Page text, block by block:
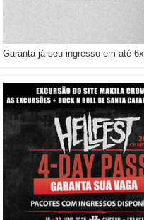
Garanta já seu ingresso em até 6x